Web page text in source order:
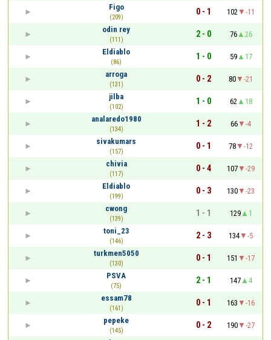
Figo
(209)
0 - 1 102
-11
odin rey
(111)
2 - 0 76
26
Eldiablo
(86)
1 - 0 59
17
arroga
(131)
0 - 2 80
-21
jilba
(102)
1 - 0 62
18
analaredo1980
(134)
1 - 2 66
-4
sivakumars
(157)
0 - 1 78
-12
chivia
(117)
0 - 4 107
-29
Eldiablo
(199)
0 - 3 130
-23
cwong
(139)
1 - 1 129
1
toni_23
(146)
2 - 3 134
-5
turkmen5050
(130)
0 - 1 151
-17
PSVA
(75)
2 - 1 147
4
essam78
(161)
0 - 1 163
-16
pepeke
(145)
0 - 2 190
-27